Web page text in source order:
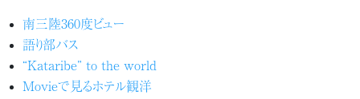
南三陸360度ビュー
語り部バス
“Kataribe” to the world
Movieで見るホテル観洋